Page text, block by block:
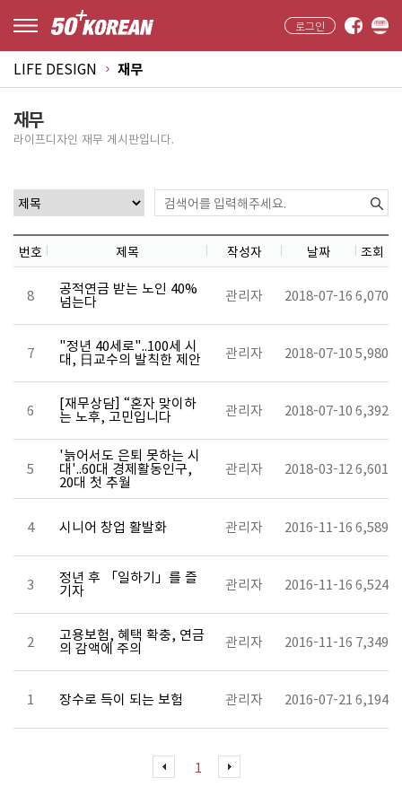
로그인
LIFE DESIGN 재무
재무
라이프디자인 재무 게시판입니다.
번호 제목 작성자 날짜 조회
8 공적연금 받는 노인 40%
넘는다 관리자 2018-07-166,070
7 "정년 40세로"..100세 시
대, 日교수의 발칙한 제안 관리자 2018-07-105,980
6 [재무상담] “혼자 맞이하
는 노후, 고민입니다 관리자 2018-07-106,392
5
'늙어서도 은퇴 못하는 시
대'..60대 경제활동인구,
20대 첫 추월
관리자 2018-03-126,601
4 시니어 창업 활발화 관리자 2016-11-166,589
3 정년 후 「일하기」를 즐
기자 관리자 2016-11-166,524
2 고용보험, 혜택 확충, 연금
의 감액에 주의 관리자 2016-11-16 7,349
1 장수로 득이 되는 보험 관리자 2016-07-216,194
1